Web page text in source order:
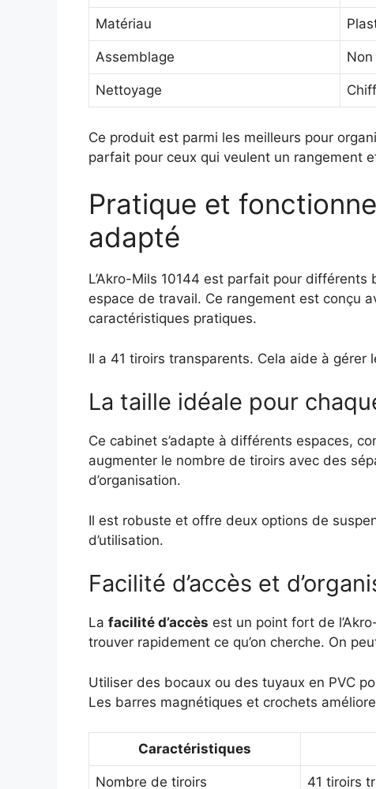
Matériau
Assemblage
Nettoyage
Ce produit est parmi les meilleurs pour
parfait pour ceux qui veulent un rangement
Pratique et
adapté
L’Akro-Mils 10144 est parfait pour différents
espace de travail. Ce rangement est conçu
caractéristiques pratiques.
Il a 41 tiroirs transparents. Cela aide à
La taille idéale pour
Ce cabinet s’adapte à différents espaces,
augmenter le nombre de tiroirs avec des
d’organisation.
Il est robuste et offre deux options de
d’utilisation.
Facilité d’accès et
La facilité d’accès est un point fort de
trouver rapidement ce qu’on cherche. On
Utiliser des bocaux ou des tuyaux en PVC
Les barres magnétiques et crochets
Caractéristiques
Nombre de tiroirs 41 tiroirs